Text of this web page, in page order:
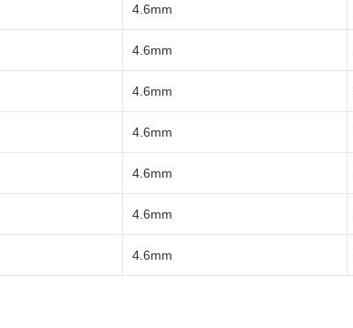
4.6mm
4.6mm
4.6mm
4.6mm
4.6mm
4.6mm
4.6mm